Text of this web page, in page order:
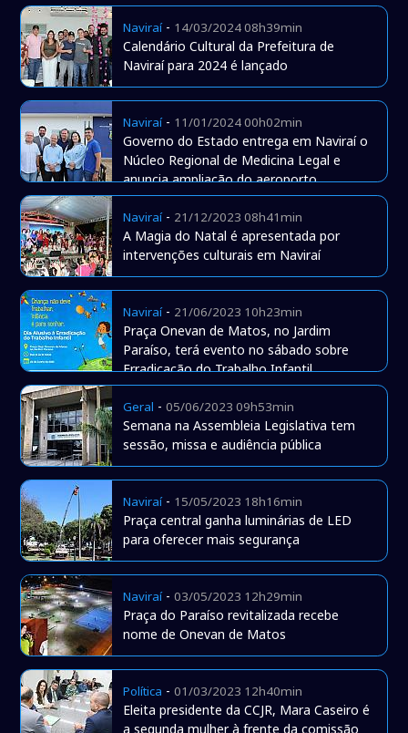
Naviraí- 14/03/2024 08h39min
Calendário Cultural da Prefeitura de
Naviraí para 2024 é lançado
Naviraí- 11/01/2024 00h02min
Governo do Estado entrega em Naviraí o
Núcleo Regional de Medicina Legal e
anuncia ampliação do aeroporto
Naviraí- 21/12/2023 08h41min
A Magia do Natal é apresentada por
intervenções culturais em Naviraí
Naviraí- 21/06/2023 10h23min
Praça Onevan de Matos, no Jardim
Paraíso, terá evento no sábado sobre
Erradicação do Trabalho Infantil
Geral -05/06/2023 09h53min
Semana na Assembleia Legislativa tem
sessão, missa e audiência pública
Naviraí- 15/05/2023 18h16min
Praça central ganha luminárias de LED
para oferecer mais segurança
Naviraí-03/05/2023 12h29min
Praça do Paraíso revitalizada recebe
nome de Onevan de Matos
Política -01/03/2023 12h40min
Eleita presidente da CCJR, Mara Caseiro é
a segunda mulher à frente da comissão